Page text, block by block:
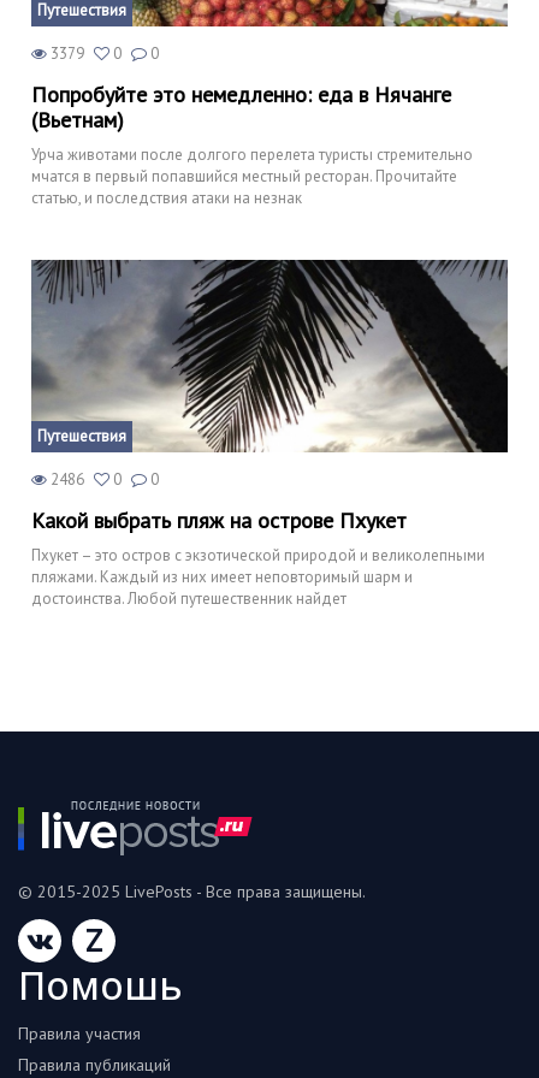
Путешествия
3379 0 0
Попробуйте это немедленно: еда в Нячанге
(Вьетнам)
Урча животами после долгого перелета туристы стремительно
мчатся в первый попавшийся местный ресторан. Прочитайте
статью, и последствия атаки на незнак
Путешествия
2486 0 0
Какой выбрать пляж на острове Пхукет
Пхукет – ­это остров с экзотической природой и великолепными
пляжами. Каждый из них имеет неповторимый шарм и
достоинства. Любой путешественник найдет
© 2015-2025 LivePosts - Все права защищены.
Z
Помошь
Правила участия
Правила публикаций